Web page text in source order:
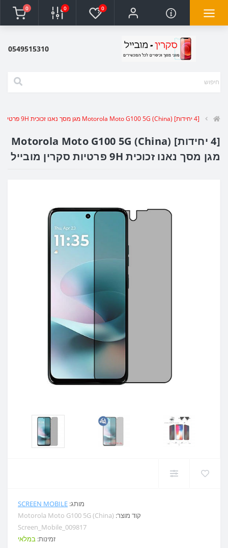
0
0
0
0549515310
[4 יחידות] Motorola Moto G100 5G (China) מגן מסך נאנו זכוכית 9H פרטיות סקרין מובייל
[4 יחידות] Motorola Moto G100 5G (China)
מגן מסך נאנו זכוכית 9H פרטיות סקרין מובייל
מותג: SCREEN MOBILE
קוד מוצר: Motorola Moto G100 5G (China)
Screen_Mobile_009817
זמינות: במלאי